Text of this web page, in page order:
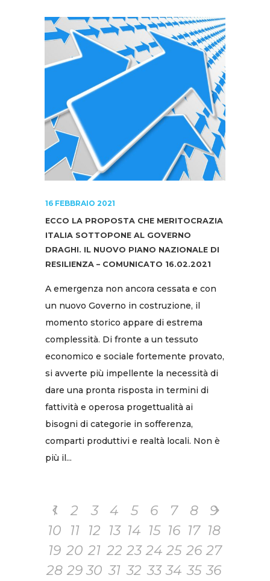
16 FEBBRAIO 2021
ECCO LA PROPOSTA CHE MERITOCRAZIA
ITALIA SOTTOPONE AL GOVERNO
DRAGHI. IL NUOVO PIANO NAZIONALE DI
RESILIENZA – COMUNICATO 16.02.2021
A emergenza non ancora cessata e con
un nuovo Governo in costruzione, il
momento storico appare di estrema
complessità. Di fronte a un tessuto
economico e sociale fortemente provato,
si avverte più impellente la necessità di
dare una pronta risposta in termini di
fattività e operosa progettualità ai
bisogni di categorie in sofferenza,
comparti produttivi e realtà locali. Non è
più il...
1 2 3 4 5 6 7 8
9
10
11 12 13 14 15 16 17 18
19 20 21 22 23 24 25 26 27
28 29 30 31 32 33 34 35 36